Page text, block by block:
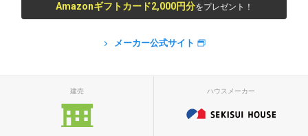
Amazonギフトカード2,000円分をプレゼント！
メーカー公式サイト
建売 ハウスメーカー